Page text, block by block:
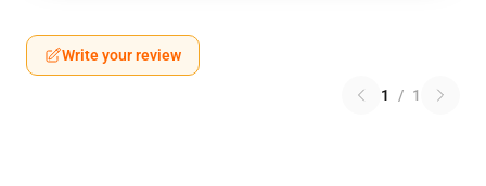
Write your review
1 / 1